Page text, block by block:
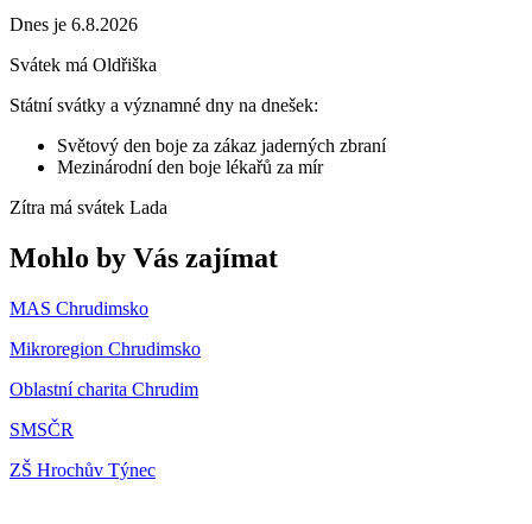
Dnes je 6.8.2026
Svátek má Oldřiška
Státní svátky a významné dny na dnešek:
Světový den boje za zákaz jaderných zbraní
Mezinárodní den boje lékařů za mír
Zítra má svátek Lada
Mohlo by Vás zajímat
MAS Chrudimsko
Mikroregion Chrudimsko
Oblastní charita Chrudim
SMSČR
ZŠ Hrochův Týnec